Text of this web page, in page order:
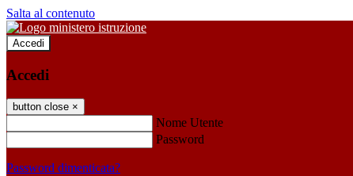
Salta al contenuto
Accedi
Accedi
button close ×
Nome Utente
Password
Password dimenticata?